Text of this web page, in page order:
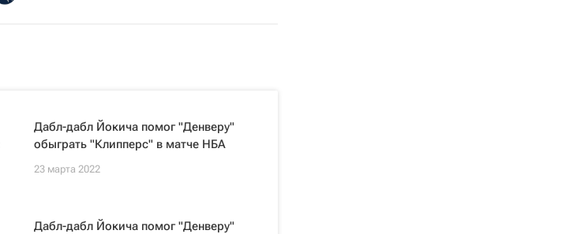
Дабл-дабл Йокича помог "Денверу"
обыграть "Клипперс" в матче НБА
23 марта 2022
Дабл-дабл Йокича помог "Денверу"